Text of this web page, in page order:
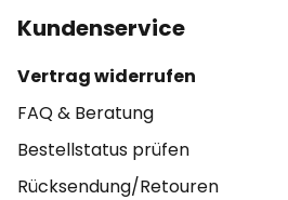
Kundenservice
Vertrag widerrufen
FAQ & Beratung
Bestellstatus prüfen
Rücksendung/Retouren